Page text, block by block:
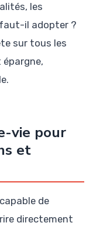
les
il adopter ?
sur tous les
vie pour
et
de
directement